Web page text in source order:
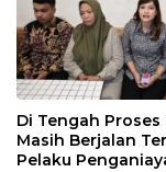
Di Tengah Proses
Masih Berjalan
Pelaku